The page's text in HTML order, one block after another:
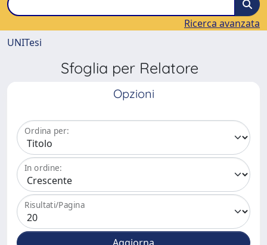
Ricerca avanzata
UNITesi
Sfoglia per Relatore
Opzioni
Ordina per:
In ordine:
Risultati/Pagina